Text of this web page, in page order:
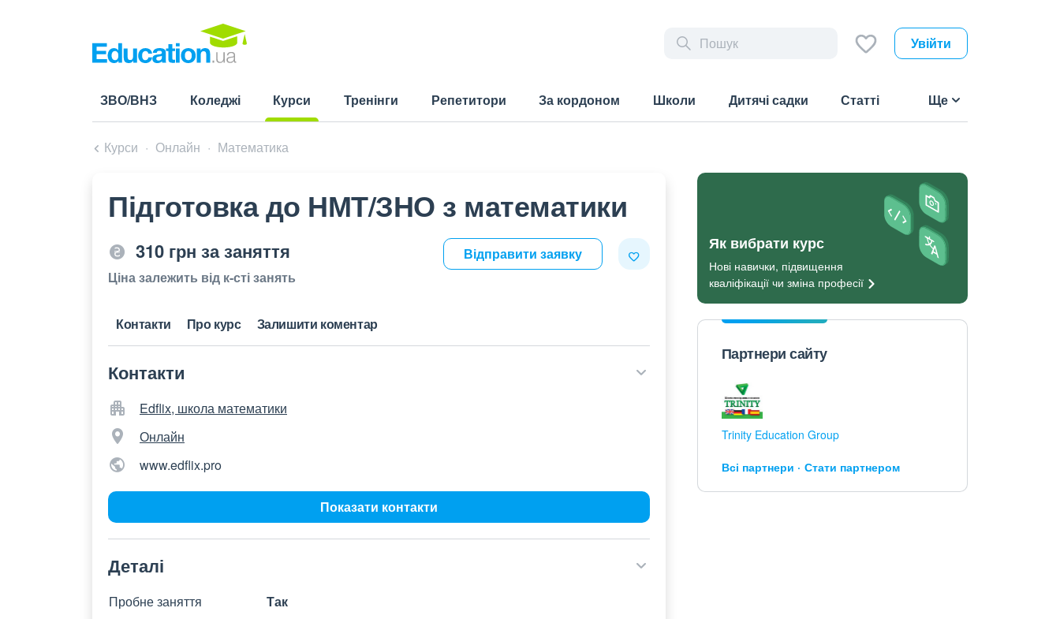
Увійти
ЗВО/ВНЗ Коледжі
Курси
Тренінги Репетитори За кордоном Школи Дитячі садки Статті Ще
Курси Онлайн Математика
Підготовка до НМТ/ЗНО з математики
310 грн за заняття
Ціна залежить від к-сті занять
Відправити заявку
Контакти Про курс Залишити коментар
Контакти
Edflix, школа математики
Онлайн
www.edflix.pro
Показати контакти
Деталі
Пробне заняття
Так
Як вибрати курс
Нові навички, підвищення
кваліфікації чи зміна професії
Партнери сайту
Trinity Education Group
Всі партнери Стати партнером